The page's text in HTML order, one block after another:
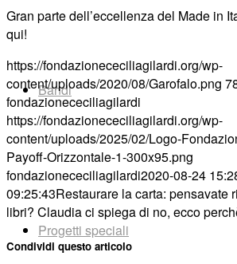
Bandi
Progetti speciali
Gran parte dell’eccellenza del Made in
qui!
https://fondazionececiliagilardi.org/wp-
content/uploads/2020/08/Garofalo.png
fondazionececiliagilardi
https://fondazionececiliagilardi.org/wp-
content/uploads/2025/02/Logo-
Payoff-Orizzontale-1-300x95.png
fondazionececiliagilardi2020-08-24
09:25:43Restaurare la carta: pensavate
libri? Claudia ci spiega di no, ecco
Condividi questo articolo